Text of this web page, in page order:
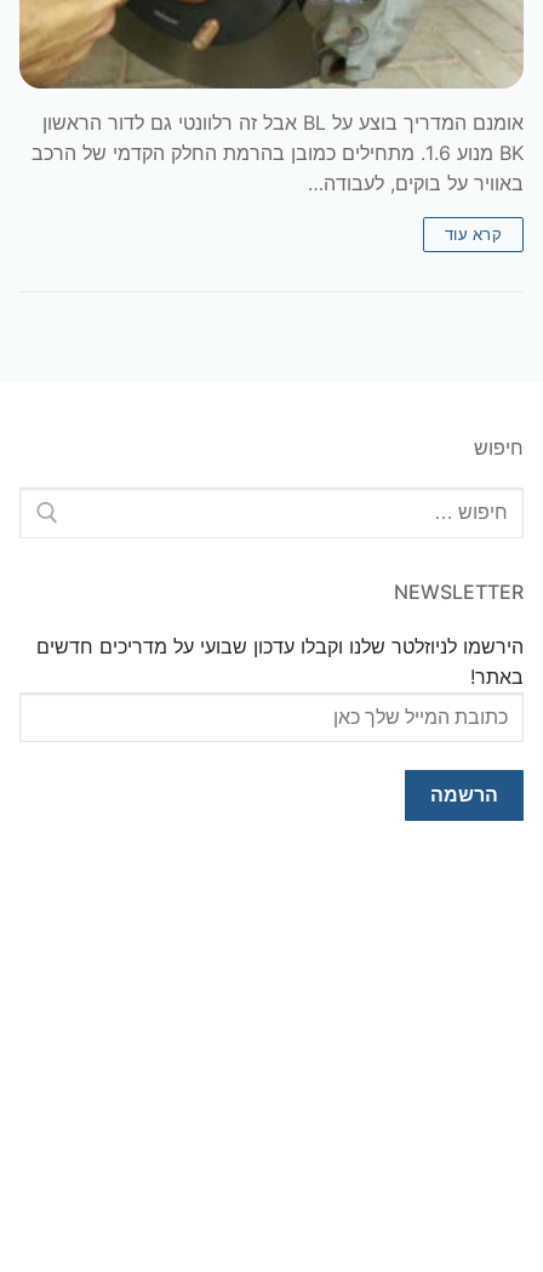
אומנם המדריך בוצע על BL אבל זה רלוונטי גם לדור הראשון
BK מנוע 1.6. מתחילים כמובן בהרמת החלק הקדמי של הרכב
באוויר על בוקים, לעבודה…
קרא עוד
חיפוש
חפש:
NEWSLETTER
הירשמו לניוזלטר שלנו וקבלו עדכון שבועי על מדריכים חדשים
באתר!